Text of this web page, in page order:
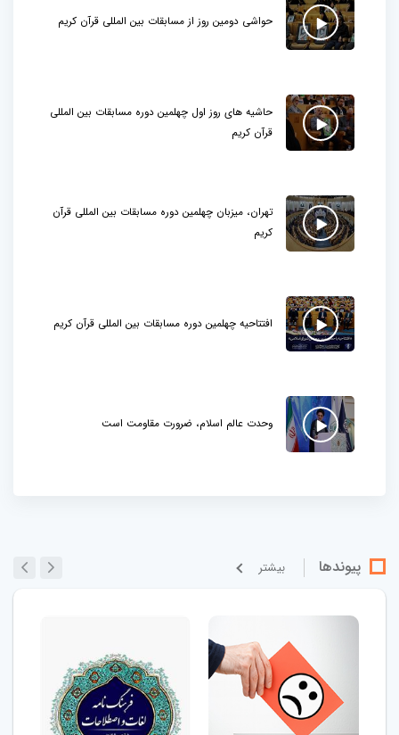
حواشی دومین روز از مسابقات بین المللی قرآن کریم
حاشیه های روز اول چهلمین دوره مسابقات بین المللی
قرآن کریم
تهران، میزبان چهلمین دوره مسابقات بین المللی قرآن
کریم
افتتاحیه چهلمین دوره مسابقات بین المللی قرآن کریم
وحدت عالم اسلام، ضرورت مقاومت است
پیوندها بيشتر